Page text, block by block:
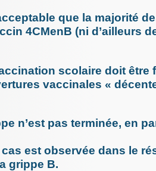
que la majorité
4CMenB (ni d’ailleurs
scolaire doit être
vaccinales «
n’est pas terminée, en
est observée dans le
grippe B.